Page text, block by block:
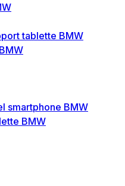
tablette BMW
smartphone BMW
BMW